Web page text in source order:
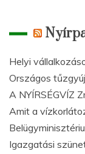
Helyi
Országos
A NYÍRSÉGVÍZ
Amit a
Igazgatási